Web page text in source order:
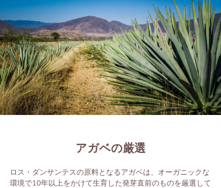
アガベの厳選
ロス・ダンサンテスの原料となるアガベは、オーガニックな
環境で10年以上をかけて生育した発芽直前のものを厳選して